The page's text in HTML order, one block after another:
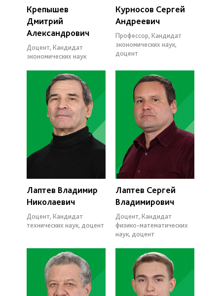
Крепышев
Дмитрий
Александрович
Доцент, Кандидат
экономических наук
Курносов Сергей
Андреевич
Профессор, Кандидат
экономических наук,
доцент
Лаптев Владимир
Николаевич
Доцент, Кандидат
технических наук, доцент
Лаптев Сергей
Владимирович
Доцент, Кандидат
физико-математических
наук, доцент